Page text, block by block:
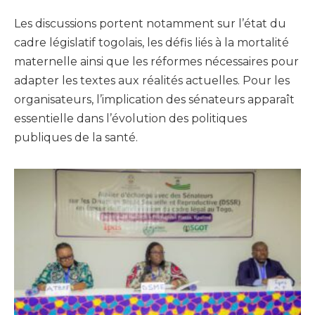
Les discussions portent notamment sur l’état du
cadre législatif togolais, les défis liés à la mortalité
maternelle ainsi que les réformes nécessaires pour
adapter les textes aux réalités actuelles. Pour les
organisateurs, l’implication des sénateurs apparaît
essentielle dans l’évolution des politiques
publiques de la santé.